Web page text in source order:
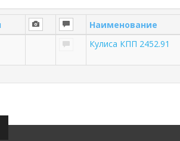
Наименование
Кулиса КПП 2452.91